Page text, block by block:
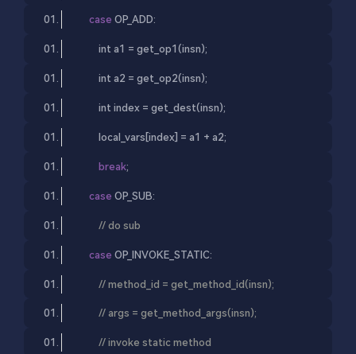
case OP_ADD:
int a1 = get_op1(insn);
int a2 = get_op2(insn);
int index = get_dest(insn);
local_vars[index] = a1 + a2;
break;
case OP_SUB:
// do sub
case OP_INVOKE_STATIC:
// method_id = get_method_id(insn);
// args = get_method_args(insn);
// invoke static method